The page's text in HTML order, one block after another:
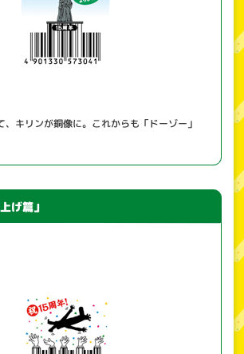
キリンが銅像に。これからも「ドーゾー」
げ篇」